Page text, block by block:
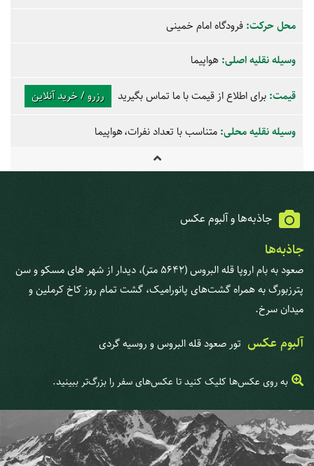
محل حرکت: فرودگاه امام خمینی
وسیله نقلیه اصلی: هواپیما
قیمت: برای اطلاع از قیمت با ما تماس بگیرید رزرو / خرید آنلاین
وسیله نقلیه محلی: متناسب با تعداد نفرات هواپیما
جاذبه‌ها و آلبوم عکس
جاذبه‌ها
صعود به بام اروپا قله البروس (5642 متر)، دیدار از شهر های مسکو و سن
پترزبورگ به همراه گشت‌های پانورامیک، گشت تمام روز کاخ کرملین و
میدان سرخ.
آلبوم عکس تور صعود قله البروس و روسیه گردی
به روی عکس‌ها کلیک کنید تا عکس‌های سفر را بزرگ‌تر ببینید.